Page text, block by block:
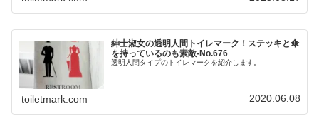
紳士淑女の透明人間トイレマーク！ステッキと傘
を持っているのも素敵‐No.676
透明人間タイプのトイレマークを紹介します。
toiletmark.com 2020.06.08